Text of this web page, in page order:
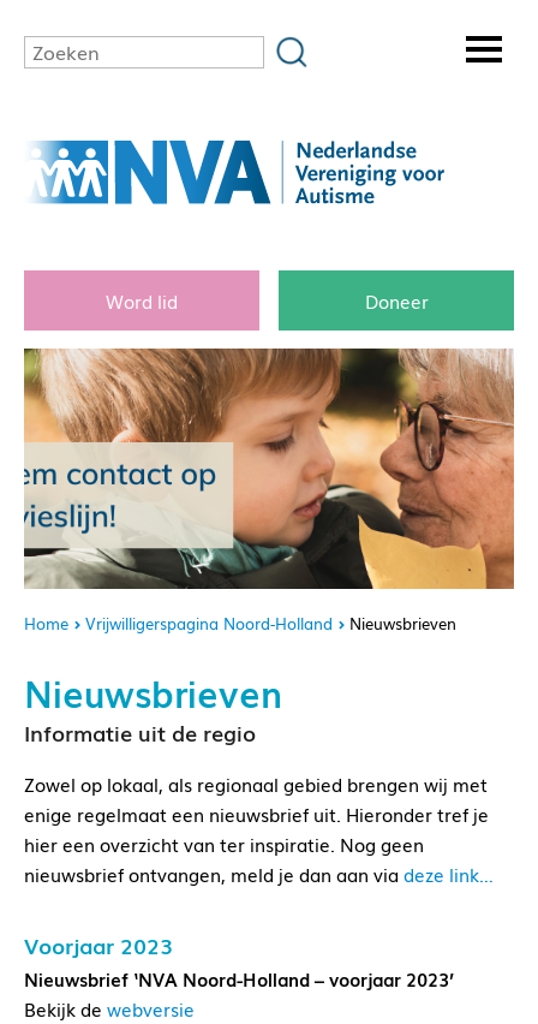
Word lid Doneer
Home Vrijwilligerspagina Noord-Holland Nieuwsbrieven
Nieuwsbrieven
Informatie uit de regio
Zowel op lokaal, als regionaal gebied brengen wij met
enige regelmaat een nieuwsbrief uit. Hieronder tref je
hier een overzicht van ter inspiratie. Nog geen
nieuwsbrief ontvangen, meld je dan aan viadeze link…
Voorjaar 2023
Nieuwsbrief ‘NVA Noord-Holland – voorjaar 2023’
Bekijk de webversie